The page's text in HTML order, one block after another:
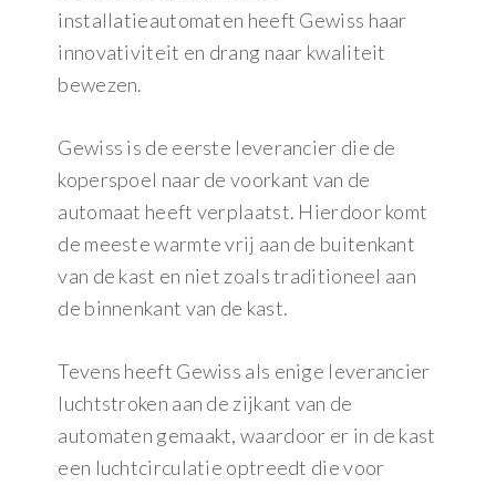
installatieautomaten heeft Gewiss haar
innovativiteit en drang naar kwaliteit
bewezen.
Gewiss is de eerste leverancier die de
koperspoel naar de voorkant van de
automaat heeft verplaatst. Hierdoor komt
de meeste warmte vrij aan de buitenkant
van de kast en niet zoals traditioneel aan
de binnenkant van de kast.
Tevens heeft Gewiss als enige leverancier
luchtstroken aan de zijkant van de
automaten gemaakt, waardoor er in de kast
een luchtcirculatie optreedt die voor